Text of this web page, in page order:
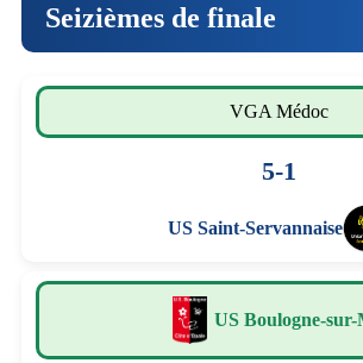
Seizièmes de finale
VGA Médoc
5-1
US Saint-Servannaise
US Boulogne-